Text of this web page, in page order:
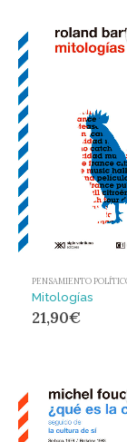
PENSAMIENTO
Mitologías
21,90€